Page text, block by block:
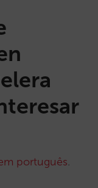
português.